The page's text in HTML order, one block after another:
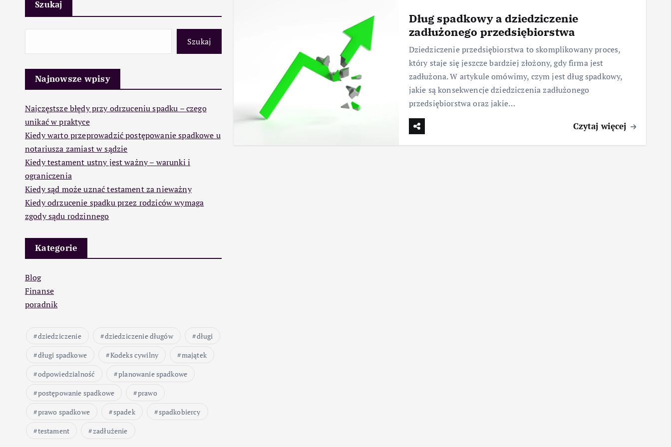
Szukaj
Szukaj
Najnowsze wpisy
Najczęstsze błędy przy odrzuceniu spadku – czego
unikać w praktyce
Kiedy warto przeprowadzić postępowanie spadkowe u
notariusza zamiast w sądzie
Kiedy testament ustny jest ważny – warunki i
ograniczenia
Kiedy sąd może uznać testament za nieważny
Kiedy odrzucenie spadku przez rodziców wymaga
zgody sądu rodzinnego
Kategorie
Blog
Finanse
poradnik
dziedziczenie dziedziczenie długów
długi
długi spadkowe
Kodeks cywilny
majątek
odpowiedzialność
planowanie spadkowe
postępowanie spadkowe
prawo
prawo spadkowe
spadek
spadkobiercy
testament
zadłużenie
Dług spadkowy a dziedziczenie
zadłużonego przedsiębiorstwa
Dziedziczenie przedsiębiorstwa to skomplikowany proces,
który staje się jeszcze bardziej złożony, gdy firma jest
zadłużona. W artykule omówimy, czym jest dług spadkowy,
jakie są konsekwencje dziedziczenia zadłużonego
przedsiębiorstwa oraz jakie…
Czytaj więcej